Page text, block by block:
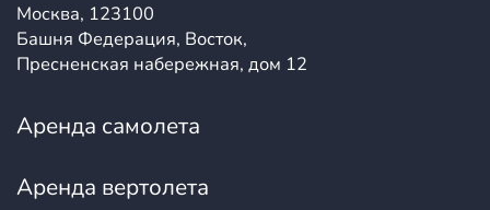
Москва, 123100
Башня Федерация, Восток,
Пресненская набережная, дом 12
Аренда самолета
Аренда вертолета